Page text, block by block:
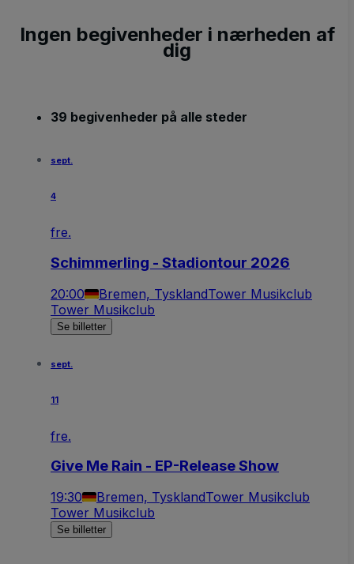
Ingen begivenheder i nærheden af
dig
39 begivenheder på alle steder
sept.
4
fre.
Schimmerling - Stadiontour 2026
20:00 Bremen, TysklandTower Musikclub
Tower Musikclub
Se billetter
sept.
11
fre.
Give Me Rain - EP-Release Show
19:30 Bremen, TysklandTower Musikclub
Tower Musikclub
Se billetter